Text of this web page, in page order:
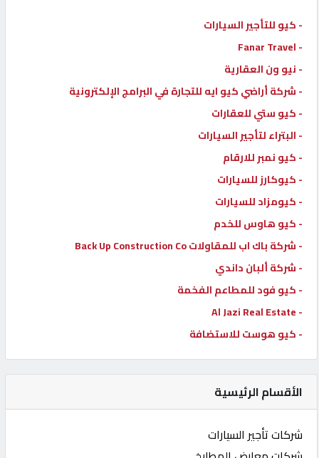
POWERED
QHOST
- كيو للتأجير السيارات
- Fanar Travel
- نيو ون العقارية
- شركة أراضي كيو ايه للتجارة في البرامج الإلكترونية
- كيو ستي للعقارات
- البتراء لتأجير السيارات
- كيو نمبر للارقام
- كيوكارز للسيارات
- كيومزاد للسيارات
- كيو هاوس للخدم
- شركة باك اب للمقاولات Back Up Construction Co
- شركة ألبان داندي
- كيو فود للمطاعم الفخمة
- Al Jazi Real Estate
- كيو هوست للاستضافة
الأقسام الرئيسية
شركات تأجير السيارات